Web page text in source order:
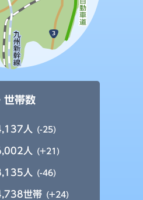
世帯数
人 (-25)
人 (+21)
人 (-46)
世帯 (+24)